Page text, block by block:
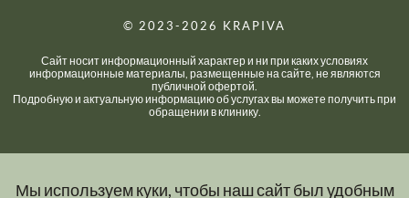
Мы используем куки, чтобы наш сайт был удобным
© 2023-2026 KRAPIVA
Сайт носит информационный характер и ни при каких условиях
информационные материалы, размещенные на сайте, не являются
публичной офертой.
Подробную и актуальную информацию об услугах вы можете получить при
обращении в клинику.